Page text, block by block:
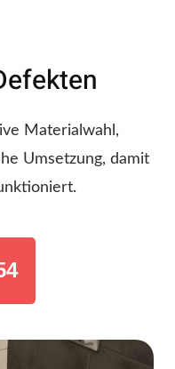
Materialwahl,
Umsetzung, damit